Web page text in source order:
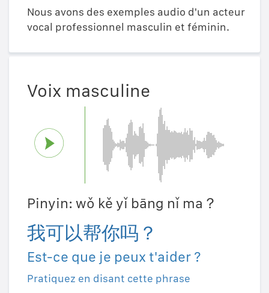
Nous avons des exemples audio d'un acteur
vocal professionnel masculin et féminin.
Voix masculine
Pinyin: wǒ kě yǐ bāng nǐ ma？
我可以帮你吗？
Est-ce que je peux t'aider ?
Pratiquez en disant cette phrase